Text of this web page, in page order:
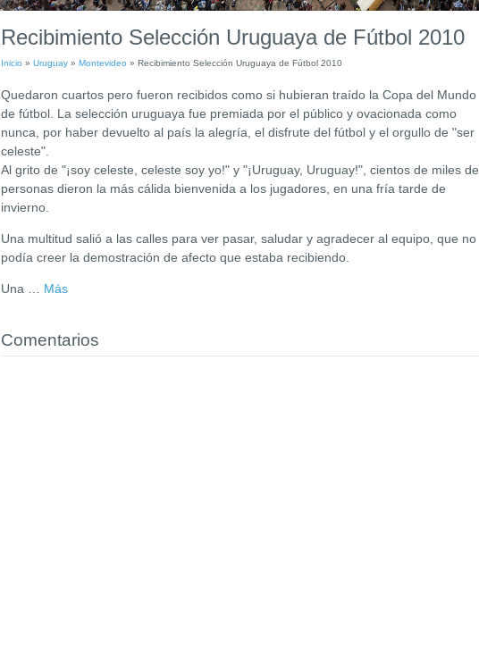
Recibimiento Selección Uruguaya de Fútbol 2010
Inicio » Uruguay » Montevideo » Recibimiento Selección Uruguaya de Fútbol 2010
Quedaron cuartos pero fueron recibidos como si hubieran traído la Copa del Mundo
de fútbol. La selección uruguaya fue premiada por el público y ovacionada como
nunca, por haber devuelto al país la alegría, el disfrute del fútbol y el orgullo de "ser
celeste".
Al grito de "¡soy celeste, celeste soy yo!" y "¡Uruguay, Uruguay!", cientos de miles de
personas dieron la más cálida bienvenida a los jugadores, en una fría tarde de
invierno.
Una multitud salió a las calles para ver pasar, saludar y agradecer al equipo, que no
podía creer la demostración de afecto que estaba recibiendo.
Una Más
Comentarios